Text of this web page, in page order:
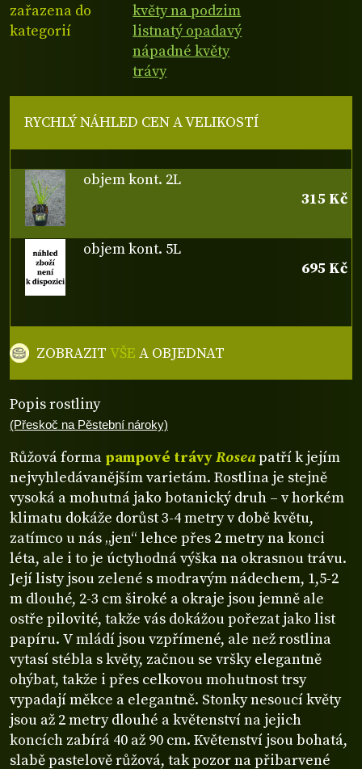
zařazena do
kategorií
květy na podzim
listnatý opadavý
nápadné květy
trávy
Popis rostliny
(Přeskoč na Pěstební nároky)
Růžová forma pampové trávyRoseapatří k jejím
nejvyhledávanějším varietám. Rostlina je stejně
vysoká a mohutná jako botanický druh – v horkém
klimatu dokáže dorůst 3-4 metry v době květu,
zatímco u nás „jen“ lehce přes 2 metry na konci
léta, ale i to je úctyhodná výška na okrasnou trávu.
Její listy jsou zelené s modravým nádechem, 1,5-2
m dlouhé, 2-3 cm široké a okraje jsou jemně ale
ostře pilovité, takže vás dokážou pořezat jako list
papíru. V mládí jsou vzpřímené, ale než rostlina
vytasí stébla s květy, začnou se vršky elegantně
ohýbat, takže i přes celkovou mohutnost trsy
vypadají měkce a elegantně. Stonky nesoucí květy
jsou až 2 metry dlouhé a květenství na jejich
koncích zabírá 40 až 90 cm. Květenství jsou bohatá,
slabě pastelově růžová, tak pozor na přibarvené
RYCHLÝ NÁHLED CEN A VELIKOSTÍ
objem kont. 2L
315 Kč
objem kont. 5L
695 Kč
ZOBRAZITVŠE A OBJEDNAT